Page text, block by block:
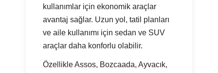
kullanımlar için ekonomik araçlar
avantaj sağlar. Uzun yol, tatil planları
ve aile kullanımı için sedan ve SUV
araçlar daha konforlu olabilir.
Özellikle Assos, Bozcaada, Ayvacık,